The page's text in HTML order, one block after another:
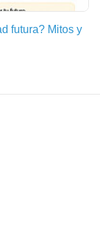
futura? Mitos y